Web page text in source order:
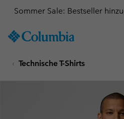
TO
SKIP
Sommer Sale: Bestseller
Technische T-Shirts